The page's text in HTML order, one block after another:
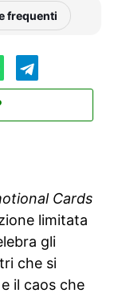
frequenti
Cards
limitata
gli
che si
il caos che